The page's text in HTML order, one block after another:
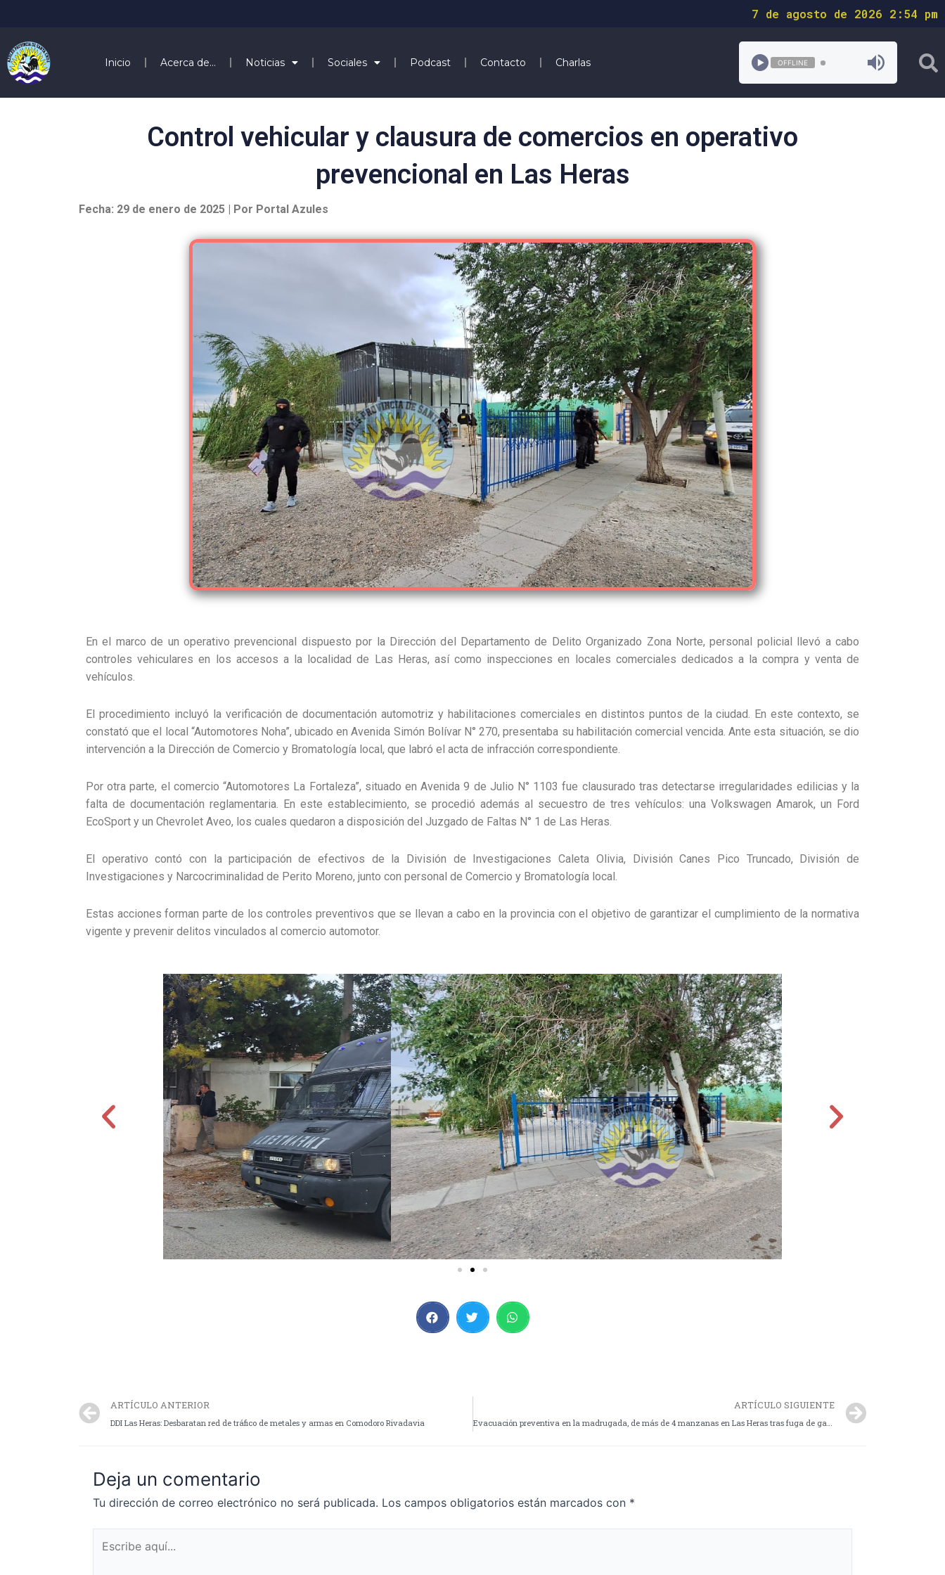
7 de agosto de 2026 2:54 pm
Inicio Acerca de… Noticias Sociales Podcast Contacto Charlas OFFLINE
Control vehicular y clausura de comercios en operativo
prevencional en Las Heras
Fecha: 29 de enero de 2025 | Por Portal Azules
En el marco de un operativo prevencional dispuesto por la Dirección del Departamento de Delito Organizado Zona Norte, personal policial llevó a cabo
controles vehiculares en los accesos a la localidad de Las Heras, así como inspecciones en locales comerciales dedicados a la compra y venta de
vehículos.
El procedimiento incluyó la verificación de documentación automotriz y habilitaciones comerciales en distintos puntos de la ciudad. En este contexto, se
constató que el local “Automotores Noha”, ubicado en Avenida Simón Bolívar N° 270, presentaba su habilitación comercial vencida. Ante esta situación, se dio
intervención a la Dirección de Comercio y Bromatología local, que labró el acta de infracción correspondiente.
Por otra parte, el comercio “Automotores La Fortaleza”, situado en Avenida 9 de Julio N° 1103 fue clausurado tras detectarse irregularidades edilicias y la
falta de documentación reglamentaria. En este establecimiento, se procedió además al secuestro de tres vehículos: una Volkswagen Amarok, un Ford
EcoSport y un Chevrolet Aveo, los cuales quedaron a disposición del Juzgado de Faltas N° 1 de Las Heras.
El operativo contó con la participación de efectivos de la División de Investigaciones Caleta Olivia, División Canes Pico Truncado, División de
Investigaciones y Narcocriminalidad de Perito Moreno, junto con personal de Comercio y Bromatología local.
Estas acciones forman parte de los controles preventivos que se llevan a cabo en la provincia con el objetivo de garantizar el cumplimiento de la normativa
vigente y prevenir delitos vinculados al comercio automotor.
ARTÍCULO ANTERIOR
DDI Las Heras: Desbaratan red de tráfico de metales y armas en Comodoro Rivadavia
ARTÍCULO SIGUIENTE
Evacuación preventiva en la madrugada, de más de 4 manzanas en Las Heras tras fuga de gas sulfhídrico
Deja un comentario
Tu dirección de correo electrónico no será publicada. Los campos obligatorios están marcados con *